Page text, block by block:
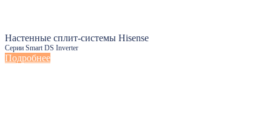
Настенные сплит-системы Hisense
Серии Smart DS Inverter
Подробнее